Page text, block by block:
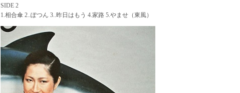
SIDE 2
1.相合傘 2..ぽつん 3..昨日はもう 4.家路 5.やませ（東風）